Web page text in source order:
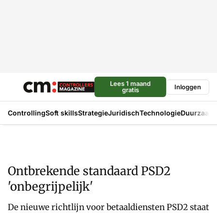
Lees 1 maand
gratis
Inloggen
ControllingSoft skillsStrategieJuridischTechnologie
Ontbrekende standaard PSD2
'onbegrijpelijk'
De nieuwe richtlijn voor betaaldiensten PSD2 staat